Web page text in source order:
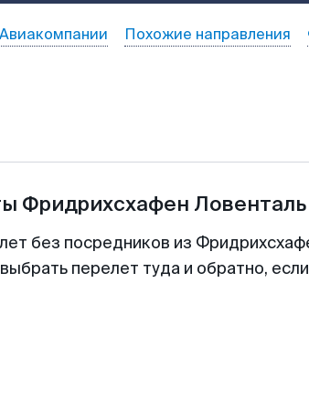
Похожие направления
Фридрихсхафен Ловенталь
без посредников из
перелет туда и обратно,